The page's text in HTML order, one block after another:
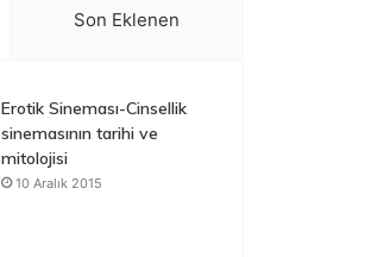
Son Eklenen
Erotik Sineması-Cinsellik
sinemasının tarihi ve
mitolojisi
10 Aralık 2015